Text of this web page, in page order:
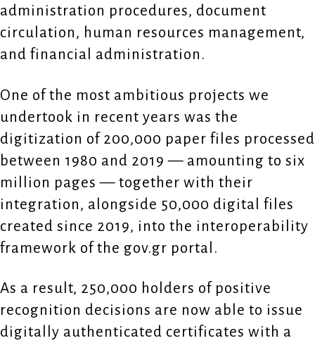
administration procedures, document
circulation, human resources management,
and financial administration.
One of the most ambitious projects we
undertook in recent years was the
digitization of 200,000 paper files processed
between 1980 and 2019 — amounting to six
million pages — together with their
integration, alongside 50,000 digital files
created since 2019, into the interoperability
framework of the gov.gr portal.
As a result, 250,000 holders of positive
recognition decisions are now able to issue
digitally authenticated certificates with a